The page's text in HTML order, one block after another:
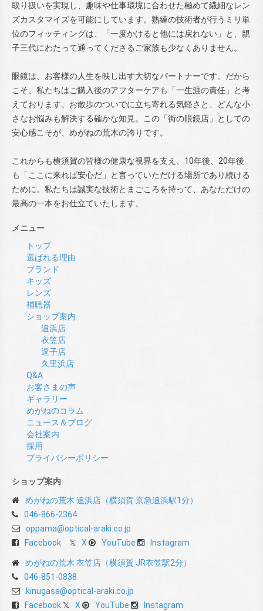
取り扱いを実現し、趣味や仕事環境に合わせた極めて繊細なレン
ズカスタマイズを可能にしています。熟練の技術者が行うミリ単
位のフィッティングは、「一度かけると他には戻れない」と、親
子三代にわたって通ってくださるご家族も少なくありません。
眼鏡は、お客様の人生を映し出す大切なパートナーです。だから
こそ、私たちはご購入後のアフターケアも「一生涯の責任」と考
えております。お散歩のついでに立ち寄れる気軽さと、どんな小
さなお悩みも解決する確かな知見。この「街の眼鏡店」としての
安心感こそが、めがねの荒木の誇りです。
これからも横須賀の皆様の健康な視界を支え、10年後、20年後
も「ここに来れば安心だ」と言っていただける場所であり続ける
ために。私たちは誠実な技術とまごころを持って、あなただけの
最高の一本をお仕立ていたします。
メニュー
トップ
選ばれる理由
ブランド
キッズ
レンズ
補聴器
ショップ案内
追浜店
衣笠店
逗子店
久里浜店
Q&A
お客さまの声
ギャラリー
めがねのコラム
ニュース＆ブログ
会社案内
採用
プライバシーポリシー
ショップ案内
めがねの荒木 追浜店（横須賀 京急追浜駅1分）
046-866-2364
oppama@optical-araki.co.jp
Facebook
X YouTube Instagram
めがねの荒木 衣笠店（横須賀 JR衣笠駅2分）
046-851-0838
kinugasa@optical-araki.co.jp
Facebook
X YouTube Instagram